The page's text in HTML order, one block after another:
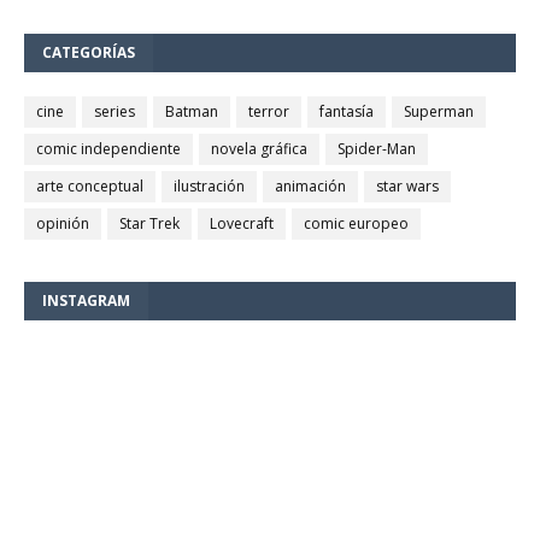
CATEGORÍAS
cine series Batman terror fantasía
Superman
comic independiente
novela gráfica
Spider-Man
arte conceptual
ilustración animación
star wars
opinión
Star Trek Lovecraft comic europeo
INSTAGRAM